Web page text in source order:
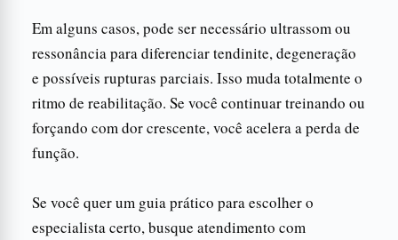
Em alguns casos, pode ser necessário ultrassom ou
ressonância para diferenciar tendinite, degeneração
e possíveis rupturas parciais. Isso muda totalmente o
ritmo de reabilitação. Se você continuar treinando ou
forçando com dor crescente, você acelera a perda de
função.
Se você quer um guia prático para escolher o
especialista certo, busque atendimento com